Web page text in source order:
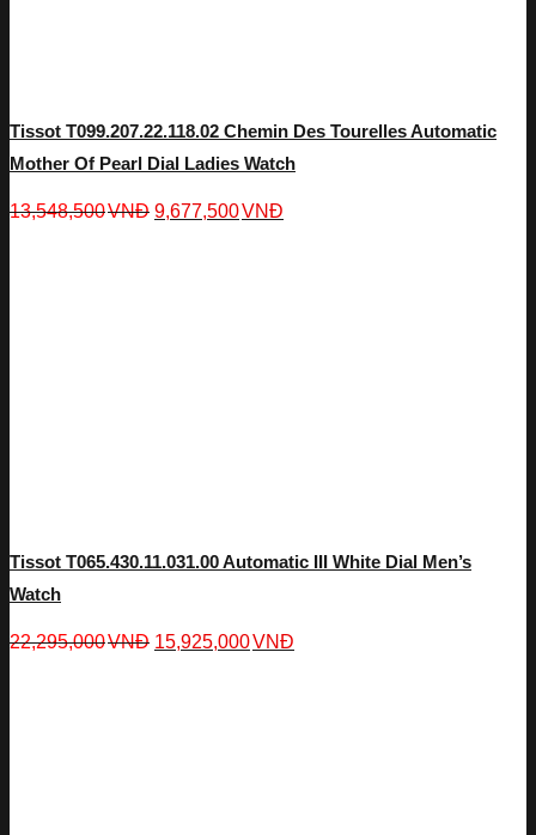
Tissot T099.207.22.118.02 Chemin Des Tourelles Automatic
Mother Of Pearl Dial Ladies Watch
13,548,500VNĐ 9,677,500VNĐ
Tissot T065.430.11.031.00 Automatic III White Dial Men’s
Watch
22,295,000VNĐ 15,925,000VNĐ